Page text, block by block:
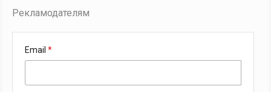
Рекламодателям
Email